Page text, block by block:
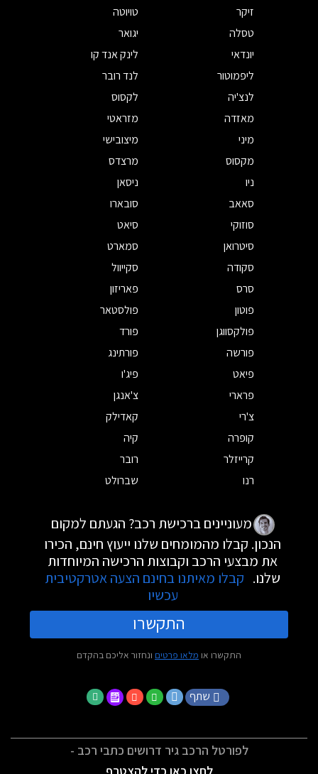
זיקר
טויוטה
טסלה
יגואר
יונדאי
לינק אנד קו
ליפמוטור
לנד רובר
לנצ'יה
לקסוס
מאזדה
מזראטי
מיני
מיצובישי
מקסוס
מרצדס
ניו
ניסאן
סאאב
סובארו
סוזוקי
סיאט
סיטרואן
סמארט
סקודה
סקייוול
סרס
פאריזון
פוטון
פולסטאר
פולקסווגן
פורד
פורשה
פורתינג
פיאט
פיג'ו
פרארי
צ'אנגן
צ'רי
קאדילק
קופרה
קיה
קרייזלר
רובר
רנו
שברולט
מעוניינים ברכישת רכב? הגעתם למקום
הנכון. קבלו מהמומחים שלנו ייעוץ חינם, הכירו
את מבצעי הרכב וקבוצות הרכישה המיוחדות
שלנו. קבלו מאיתנו בחינם הצעה אטרקטיבית
עכשיו
התקשרו
התקשרו או מלאו פרטים ונחזור אליכם בהקדם
שתף
לפורטל הרכב גיר דרושים כתבי רכב -
לחצו כאן כדי להצטרף